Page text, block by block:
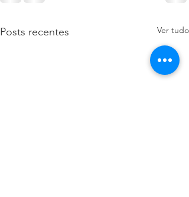
Posts recentes Ver tudo